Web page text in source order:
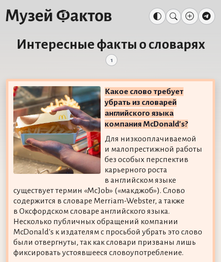
Интересные факты о словарях
1
Какое слово требует
убрать из словарей
английского языка
компания McDonald's?
Для низкооплачиваемой
и малопрестижной работы
без особых перспектив
карьерного роста
в английском языке
существует термин «McJob» («макджоб»). Слово
содержится в словаре Merriam-Webster, а также
в Оксфордском словаре английского языка.
Несколько публичных обращений компании
McDonald's к издателям с просьбой убрать это слово
были отвергнуты, так как словари призваны лишь
фиксировать устоявшееся словоупотребление.